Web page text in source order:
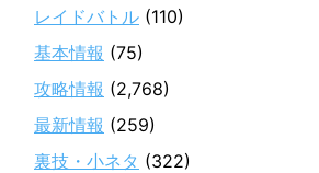
レイドバトル (110)
基本情報 (75)
攻略情報 (2,768)
最新情報 (259)
裏技・小ネタ (322)